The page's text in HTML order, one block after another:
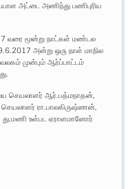
அட்டை அணிந்து பணிபுரிய
வரை மூன்று நாட்கள் மண்டல
அன்று ஒரு நாள் மாநில
முன்பும் ஆர்ப்பாட்டம்
செயலாளர் ஆர்.பத்மநாதன்,
ரா.பாலகிருஷ்ணன்,
உள்பட ஏராளமானோர்